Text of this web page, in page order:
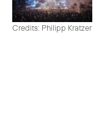
Credits: Philipp Kratzer